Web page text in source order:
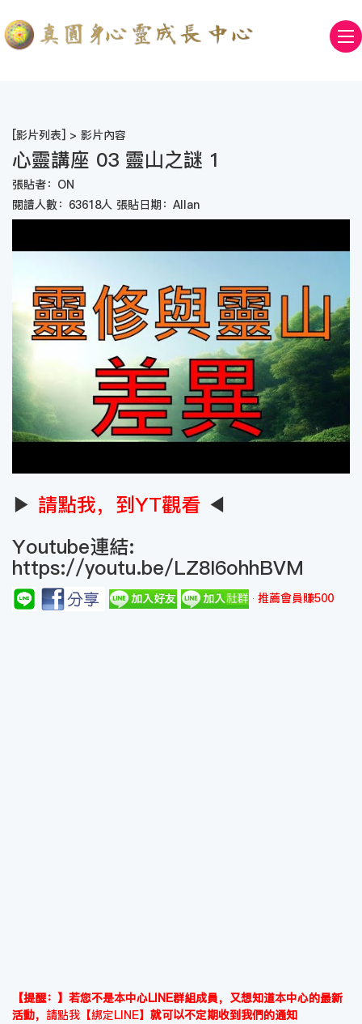
[影片列表] > 影片內容
心靈講座 03 靈山之謎 1
張貼者：ON
閱讀人數：63618人 張貼日期：Allan
▶ 請點我，到YT觀看 ◀
Youtube連結:
https://youtu.be/LZ8I6ohhBVM
推薦會員賺500
【提醒：】若您不是本中心LINE群組成員，又想知道本中心的最新
活動， 請點我【綁定LINE】 就可以不定期收到我們的通知